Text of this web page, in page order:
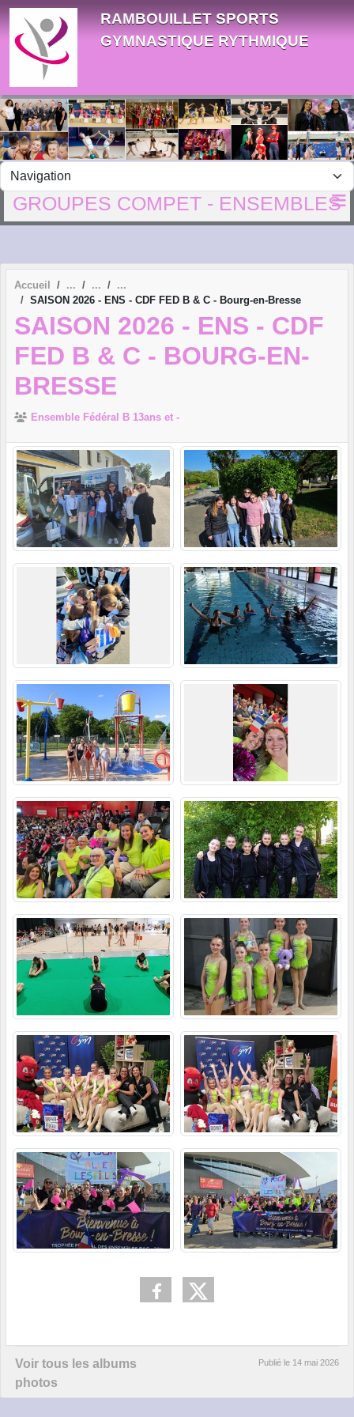
RAMBOUILLET SPORTS
GYMNASTIQUE RYTHMIQUE
GROUPES COMPET - ENSEMBLES
Accueil
SAISON 2026 - ENS - CDF FED B & C - Bourg-en-Bresse
SAISON 2026 - ENS - CDF
FED B & C - BOURG-EN-
BRESSE
Ensemble Fédéral B 13ans et -
Voir tous les albums
photos
Publié le 14 mai 2026
Panneau de gestion des cookies